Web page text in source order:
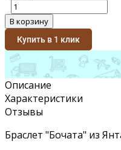
В корзину
Купить в 1 клик
Описание
Характеристики
Отзывы
Браслет "Бочата" из